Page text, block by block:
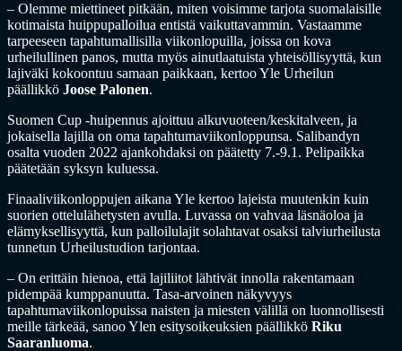
– Olemme miettineet pitkään, miten voisimme tarjota suomalaisille
kotimaista huippupalloilua entistä vaikuttavammin. Vastaamme
tarpeeseen tapahtumallisilla viikonlopuilla, joissa on kova
urheilullinen panos, mutta myös ainutlaatuista yhteisöllisyyttä, kun
lajiväki kokoontuu samaan paikkaan, kertoo Yle Urheilun
päällikkö Joose Palonen.
Suomen Cup -huipennus ajoittuu alkuvuoteen/keskitalveen, ja
jokaisella lajilla on oma tapahtumaviikonloppunsa. Salibandyn
osalta vuoden 2022 ajankohdaksi on päätetty 7.-9.1. Pelipaikka
päätetään syksyn kuluessa.
Finaaliviikonloppujen aikana Yle kertoo lajeista muutenkin kuin
suorien ottelulähetysten avulla. Luvassa on vahvaa läsnäoloa ja
elämyksellisyyttä, kun palloilulajit solahtavat osaksi talviurheilusta
tunnetun Urheilustudion tarjontaa.
– On erittäin hienoa, että lajiliitot lähtivät innolla rakentamaan
pidempää kumppanuutta. Tasa-arvoinen näkyvyys
tapahtumaviikonlopuissa naisten ja miesten välillä on luonnollisesti
meille tärkeää, sanoo Ylen esitysoikeuksien päällikkö Riku
Saaranluoma.